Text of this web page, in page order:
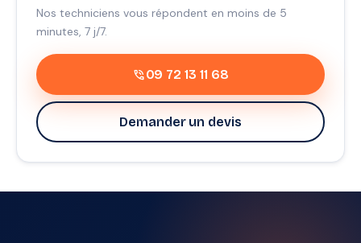
Nos techniciens vous répondent en moins de 5
minutes, 7 j/7.
phone_in_talk09 72 13 11 68
Demander un devis